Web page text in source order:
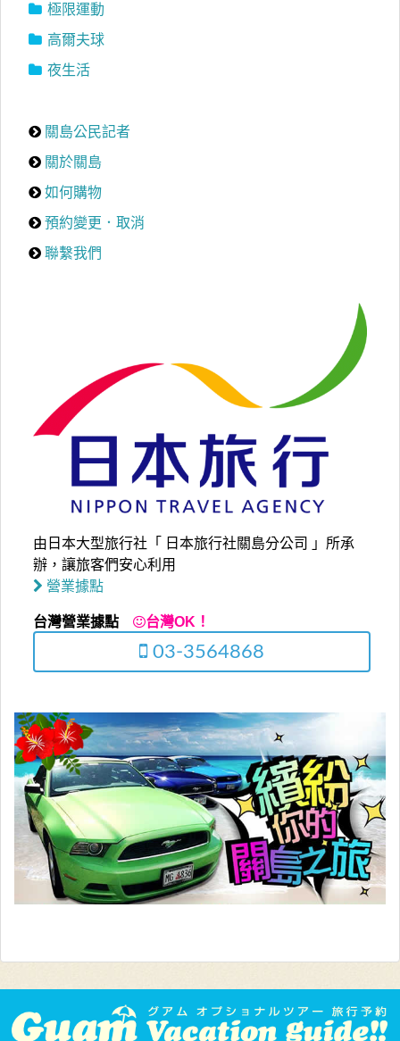
極限運動
高爾夫球
夜生活
關島公民記者
關於關島
如何購物
預約變更．取消
聯繫我們
由日本大型旅行社「 日本旅行社關島分公司 」所承
辦，讓旅客們安心利用
營業據點
台灣營業據點 台灣OK！
03-3564868